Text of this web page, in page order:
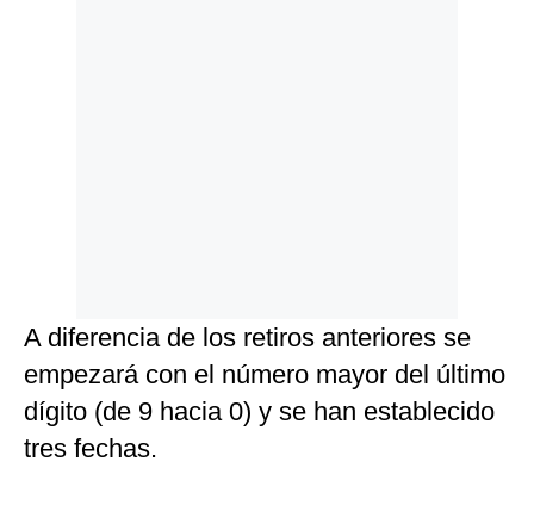
A diferencia de los retiros anteriores se
empezará con el número mayor del último
dígito (de 9 hacia 0) y se han establecido
tres fechas.